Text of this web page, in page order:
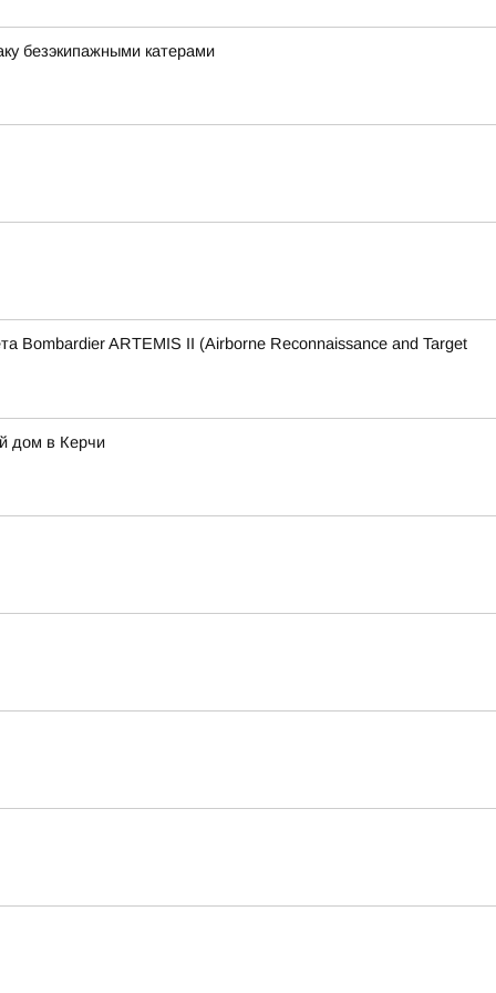
безэкипажными катерами
Bombardier ARTEMIS II (Airborne Reconnaissance and Target
дом в Керчи